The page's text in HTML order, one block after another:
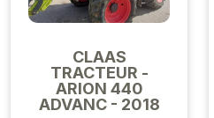
CLAAS
TRACTEUR -
ARION 440
ADVANC - 2018